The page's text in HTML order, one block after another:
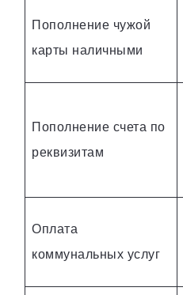
Пополнение чужой
карты наличными
Пополнение счета по
реквизитам
Оплата
коммунальных услуг